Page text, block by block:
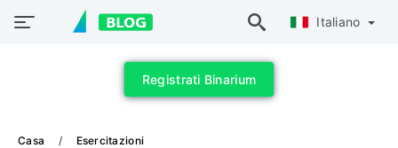
Italiano
Registrati Binarium
Casa Esercitazioni